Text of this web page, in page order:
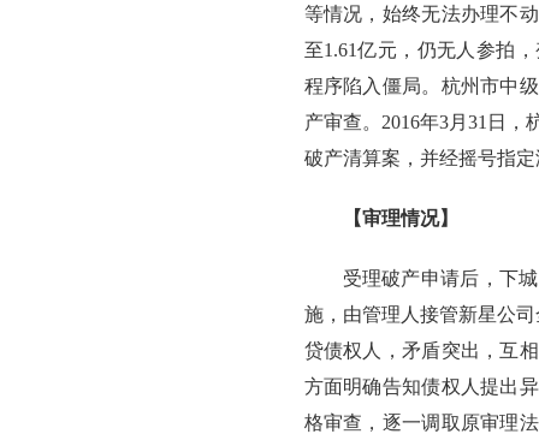
等情况，始终无法办理不
至1.61亿元，仍无人参拍
程序陷入僵局。杭州市中
产审查。2016年3月31日
破产清算案，并经摇号指
【审理情况】
受理破产申请后，下
施，由管理人接管新星公
贷债权人，矛盾突出，互
方面明确告知债权人提出
格审查，逐一调取原审理